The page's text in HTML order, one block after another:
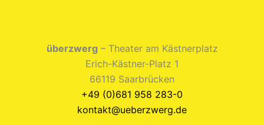
überzwerg – Theater am Kästnerplatz
Erich-Kästner-Platz 1
66119 Saarbrücken
+49 (0)681 958 283-0
kontakt@ueberzwerg.de